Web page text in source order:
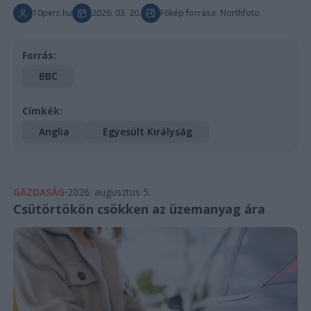
10perc.hu 2026. 03. 20. Főkép forrása: Northfoto
Forrás:
BBC
Címkék:
Anglia
Egyesült Királyság
GAZDASÁG 2026. augusztus 5.
Csütörtökön csökken az üzemanyag ára